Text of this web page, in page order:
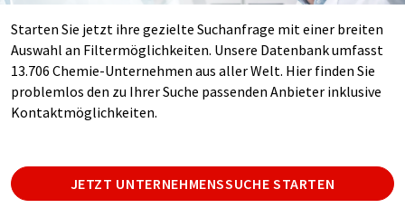
Starten Sie jetzt ihre gezielte Suchanfrage mit einer breiten
Auswahl an Filtermöglichkeiten. Unsere Datenbank umfasst
13.706 Chemie-Unternehmen aus aller Welt. Hier finden Sie
problemlos den zu Ihrer Suche passenden Anbieter inklusive
Kontaktmöglichkeiten.
JETZT UNTERNEHMENSSUCHE STARTEN